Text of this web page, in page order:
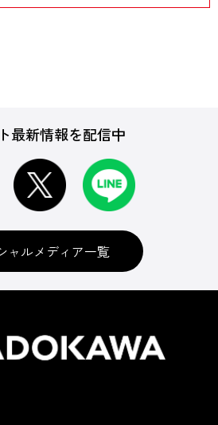
最新情報を配信中
ャルメディア一覧